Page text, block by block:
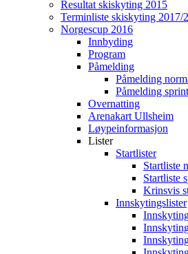
Resultat skiskyting 2015
Terminliste skiskyting 2017/
Norgescup 2016
Innbyding
Program
Påmelding
Påmelding
Påmelding
Overnatting
Arenakart Ullsheim
Løypeinformasjon
Lister
Startlister
Startliste
Startliste
Krinsvis
Innskytingslister